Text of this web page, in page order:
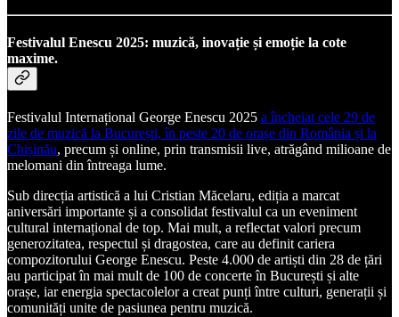
Festivalul Enescu 2025: muzică, inovație și emoție la cote
maxime.
Festivalul Internațional George Enescu 2025 a încheiat cele 29 de
zile de muzică la București, în peste 20 de orașe din România și la
Chișinău, precum și online, prin transmisii live, atrăgând milioane de
melomani din întreaga lume.
Sub direcția artistică a lui Cristian Măcelaru, ediția a marcat
aniversări importante și a consolidat festivalul ca un eveniment
cultural internațional de top. Mai mult, a reflectat valori precum
generozitatea, respectul și dragostea, care au definit cariera
compozitorului George Enescu. Peste 4.000 de artiști din 28 de țări
au participat în mai mult de 100 de concerte în București și alte
orașe, iar energia spectacolelor a creat punți între culturi, generații și
comunități unite de pasiunea pentru muzică.